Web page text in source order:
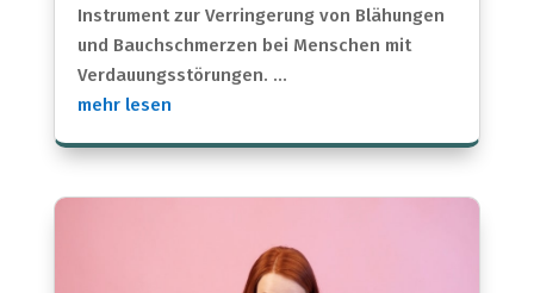
Instrument zur Verringerung von Blähungen
und Bauchschmerzen bei Menschen mit
Verdauungsstörungen. ...
mehr lesen